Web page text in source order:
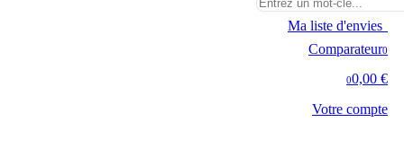
Ma liste d'envies
Comparateur0
00,00 €
Votre compte